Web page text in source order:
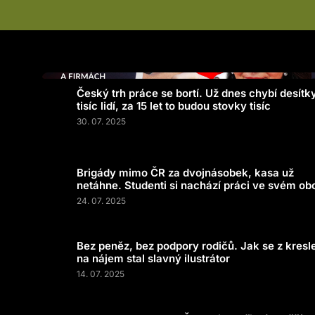
Český trh práce se bortí. Už dnes chybí
tisíc lidí, za 15 let to budou stovky tisíc
30. 07. 2025
Brigády mimo ČR za dvojnásobek, kasa už
netáhne. Studenti si nachází práci ve svém
24. 07. 2025
Bez peněz, bez podpory rodičů. Jak se z
na nájem stal slavný ilustrátor
14. 07. 2025